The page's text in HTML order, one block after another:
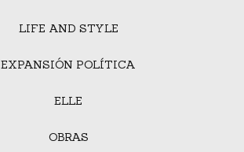
LIFE AND STYLE
EXPANSIÓN POLÍTICA
ELLE
OBRAS